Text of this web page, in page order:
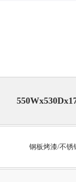
钢板烤漆/不锈